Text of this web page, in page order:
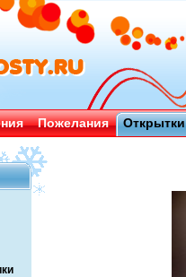
Пожелания Открытки